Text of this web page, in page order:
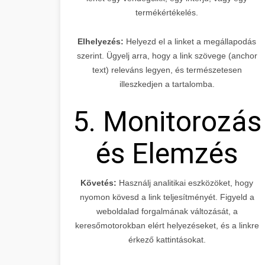
termékértékelés.
Elhelyezés: Helyezd el a linket a megállapodás
szerint. Ügyelj arra, hogy a link szövege (anchor
text) releváns legyen, és természetesen
illeszkedjen a tartalomba.
5. Monitorozás
és Elemzés
Követés: Használj analitikai eszközöket, hogy
nyomon kövesd a link teljesítményét. Figyeld a
weboldalad forgalmának változását, a
keresőmotorokban elért helyezéseket, és a linkre
érkező kattintásokat.